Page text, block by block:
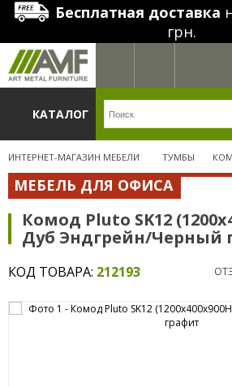
Бесплатная доставка
грн.
КАТАЛОГ
ИНТЕРНЕТ-МАГАЗИН МЕБЕЛИ ТУМБЫ
МЕБЕЛЬ ДЛЯ ОФИСА
Комод Pluto SK12
Дуб Эндгрейн/Черный
КОД ТОВАРА: 212193